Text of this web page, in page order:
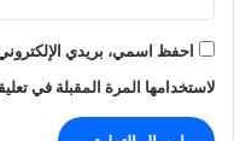
احفظ اسمي، بريدي
لاستخدامها المرة المقبلة في